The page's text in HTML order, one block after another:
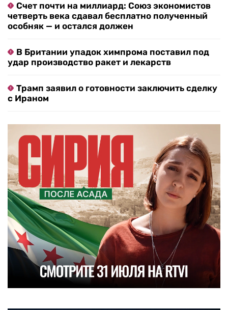
Счет почти на миллиард: Союз экономистов
четверть века сдавал бесплатно полученный
особняк — и остался должен
В Британии упадок химпрома поставил под
удар производство ракет и лекарств
Трамп заявил о готовности заключить сделку
с Ираном